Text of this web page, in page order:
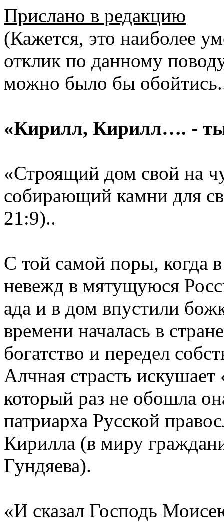
Прислано в редакцию
(Кажется, это наиболее
отклик по данному
можно было бы
«Кирилл, Кирилл…. - ты
«Строящий дом свой на
собирающий камни для
21:9)..
С той самой поры, когда
невежд в мятущуюся
ада и в дом впустили
времени началась в
богатство и передел
Алчная страсть
который раз не обошла
патриарха Русской
Кирилла (в миру
Гундяева).
«И сказал Господь